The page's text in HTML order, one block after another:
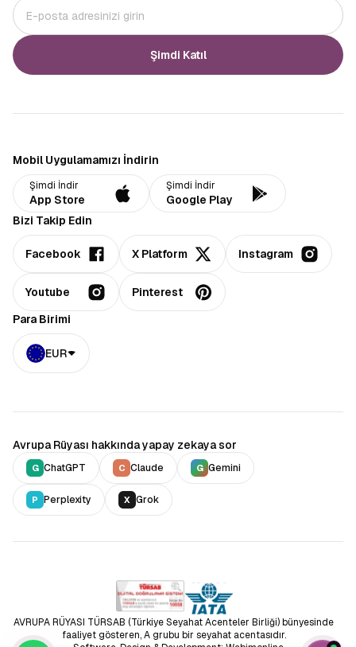
Şimdi Katıl
Mobil Uygulamamızı İndirin
Şimdi İndir
App Store
Şimdi İndir
Google Play
Bizi Takip Edin
Facebook X Platform Instagram
Youtube
Pinterest
Para Birimi
EUR
Avrupa Rüyası hakkında yapay zekaya sor
G ChatGPT C Claude G Gemini
P Perplexity X Grok
AVRUPA RÜYASI TÜRSAB (Türkiye Seyahat Acenteler Birliği) bünyesinde
faaliyet gösteren, A grubu bir seyahat acentasıdır.